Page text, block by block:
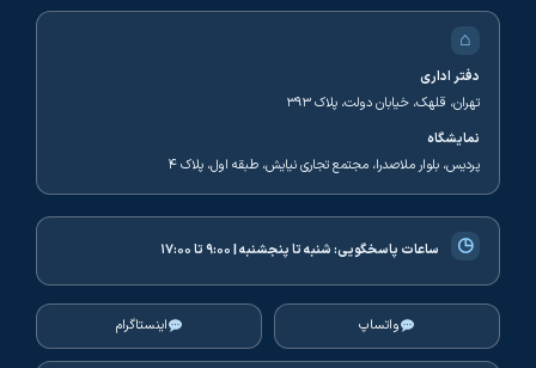
⌂
دفتر اداری
تهران، قلهک، خیابان دولت، پلاک ۳۹۳
نمایشگاه
پردیس، بلوار ملاصدرا، مجتمع تجاری نیایش، طبقه اول، پلاک ۴
◷ ساعات پاسخگویی:شنبه تا پنجشنبه | ۹:۰۰ تا ۱۷:۰۰
واتساپ اینستاگرام